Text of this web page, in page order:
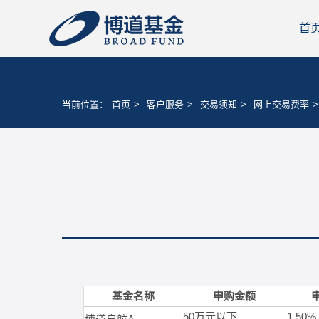
首
当前位置： 首页 > 客户服务 > 交易须知 > 网上交易费率 >
基金名称 申购金额
50万元以下 1.50%